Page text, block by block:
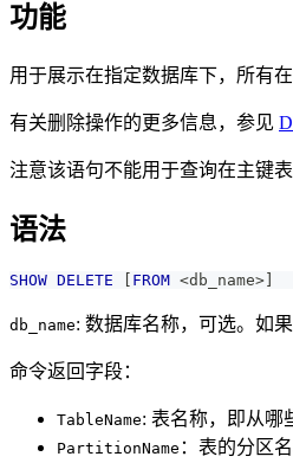
功能
用于展示在指定数据库下，所有
有关删除操作的更多信息，参见
注意该语句不能用于查询在主键
语法
SHOW DELETE [ FROM <db_name>]
db_name: 数据库名称，可选。如
命令返回字段：
TableName: 表名称，即从哪
PartitionName ：表的分区